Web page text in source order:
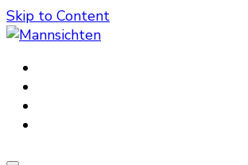
Skip to Content
Mannsichten
Was Männer wollen. Was Männer